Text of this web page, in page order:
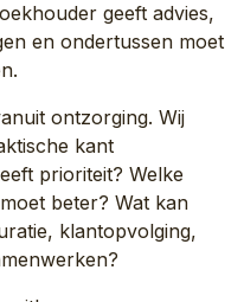
geeft advies,
en ondertussen moet
ontzorging. Wij
kant
prioriteit? Welke
beter? Wat kan
klantopvolging,